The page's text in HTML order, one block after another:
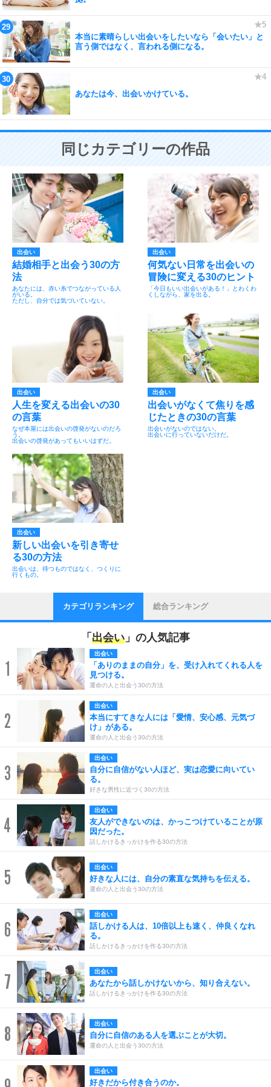
本当に素晴らしい出会いをしたいなら「会いたい」と
言う側ではなく、言われる側になる。
あなたは今、出会いかけている。
同じカテゴリーの作品
出会い
結婚相手と出会う30の方
法
あなたには、赤い糸でつながっている人
がいる。
ただし、自分では気づいていない。
出会い
何気ない日常を出会いの
冒険に変える30のヒント
「今日もいい出会いがある！」とわくわ
くしながら、家を出る。
出会い
人生を変える出会いの30
の言葉
なぜ本屋には出会いの啓発がないのだろ
う。
出会いの啓発があってもいいはずだ。
出会い
出会いがなくて焦りを感
じたときの30の言葉
出会いがないのではない。
出会いに行っていないだけだ。
出会い
新しい出会いを引き寄せ
る30の方法
出会いは、待つものではなく、つくりに
行くもの。
カテゴリランキング 総合ランキング
「 出会い 」の人気記事
1
出会い
「ありのままの自分」を、受け入れてくれる人を
見つける。
運命の人と出会う30の方法
2
出会い
本当にすてきな人には「愛情、安心感、元気づ
け」がある。
運命の人と出会う30の方法
3
出会い
自分に自信がない人ほど、実は恋愛に向いてい
る。
好きな男性に近づく30の方法
4
出会い
友人ができないのは、かっこつけていることが原
因だった。
話しかけるきっかけを作る30の方法
5 出会い
好きな人には、自分の素直な気持ちを伝える。
運命の人と出会う30の方法
6
出会い
話しかける人は、10倍以上も速く、仲良くなれ
る。
話しかけるきっかけを作る30の方法
7 出会い
あなたから話しかけないから、知り合えない。
話しかけるきっかけを作る30の方法
8 出会い
自分に自信のある人を選ぶことが大切。
運命の人と出会う30の方法
出会い
好きだから付き合うのか。